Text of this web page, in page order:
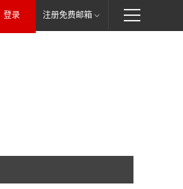
登录 注册免费邮箱